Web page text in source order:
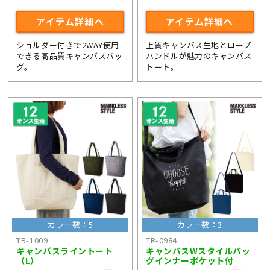
アイテム詳細へ
ショルダー付きで2WAY使用
できる高品質キャンバスバッ
グ。
アイテム詳細へ
上質キャンバス生地とロープ
ハンドルが魅力のキャンバス
トート。
カラー数：5
TR-1009
キャンバスライントート
（L）
カラー数：3
TR-0984
キャンバスWスタイルバッ
グインナーポケット付